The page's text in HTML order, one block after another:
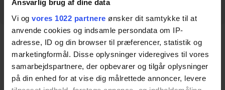
Ansvarlig brug af dine data
Vi og vores 1022 partnere ønsker dit samtykke til at
anvende cookies og indsamle persondata om IP-
adresse, ID og din browser til præferencer, statistik og
marketingformål. Disse oplysninger videregives til vores
samarbejdspartnere, der opbevarer og tilgår oplysninger
på din enhed for at vise dig målrettede annoncer, levere
Description
Description
The Mattress for Changing table is a practical